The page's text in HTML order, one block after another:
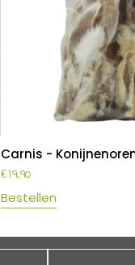
Carnis -
€19,90
Bestellen